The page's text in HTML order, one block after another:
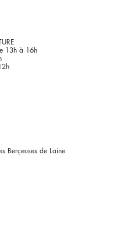
13h à 16h
Berçeuses de Laine